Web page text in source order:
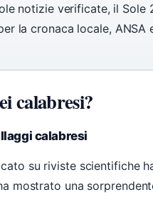
notizie verificate, il Sole
la cronaca locale,
calabresi?
calabresi
su riviste scientifiche
mostrato una